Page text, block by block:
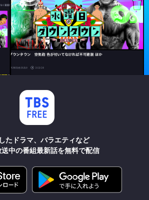
たドラマ、バラエティなど
送中の番組最新話を無料で配信